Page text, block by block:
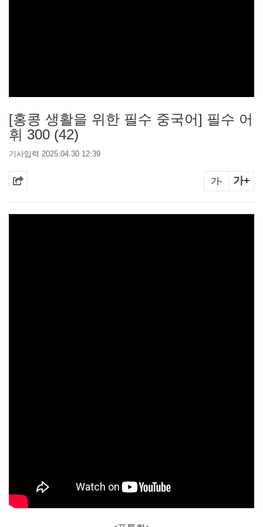
[홍콩 생활을 위한 필수 중국어] 필수 어
휘 300 (42)
기사입력 2025.04.30 12:39
가- 가+